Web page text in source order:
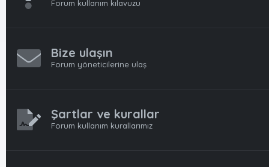
Forum kullanım kılavuzu
Bize ulaşın
Forum yöneticilerine ulaş
Şartlar ve kurallar
Forum kullanım kurallarımız